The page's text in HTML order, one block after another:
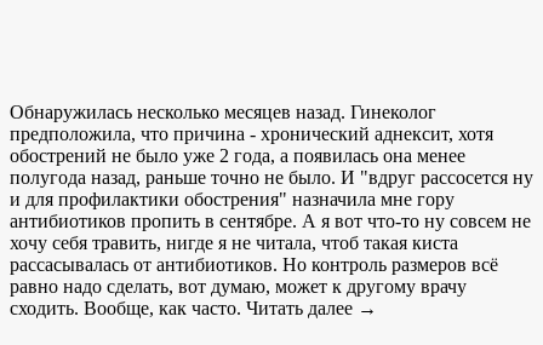
Обнаружилась несколько месяцев назад. Гинеколог
предположила, что причина - хронический аднексит, хотя
обострений не было уже 2 года, а появилась она менее
полугода назад, раньше точно не было. И "вдруг рассосется ну
и для профилактики обострения" назначила мне гору
антибиотиков пропить в сентябре. А я вот что-то ну совсем не
хочу себя травить, нигде я не читала, чтоб такая киста
рассасывалась от антибиотиков. Но контроль размеров всё
равно надо сделать, вот думаю, может к другому врачу
сходить. Вообще, как часто. Читать далее →